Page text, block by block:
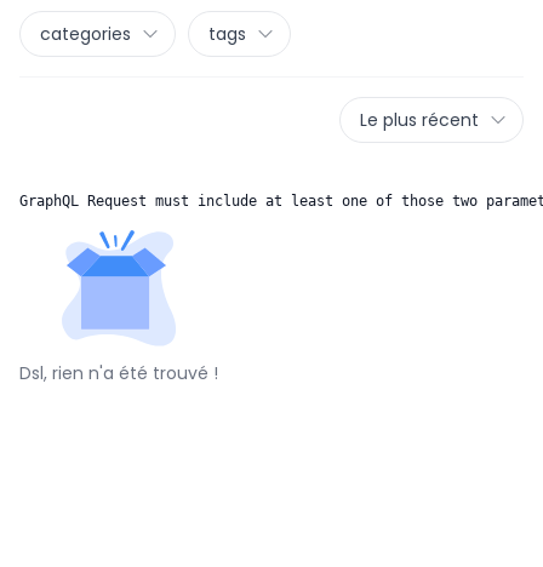
categories tags
Le plus récent
GraphQL Request must include at least one of those two
Dsl, rien n'a été trouvé !